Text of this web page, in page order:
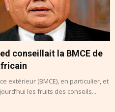
conseillait la BMCE de
extérieur (BMCE), en particulier, et
les fruits des conseils...